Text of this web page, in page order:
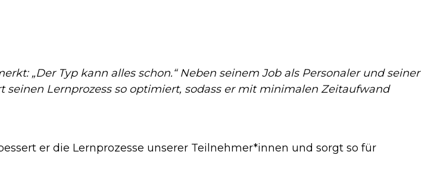
„Der Typ kann alles schon.“ Neben seinem Job als Personaler und seiner
Lernprozess so optimiert, sodass er mit minimalen Zeitaufwand
er die Lernprozesse unserer Teilnehmer*innen und sorgt so für